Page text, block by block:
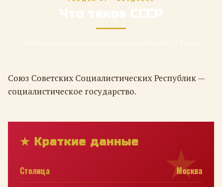
Что такое СССР
Союз Советских Социалистических Республик —
социалистическое государство.
★ Краткие данные
Столица
Москва